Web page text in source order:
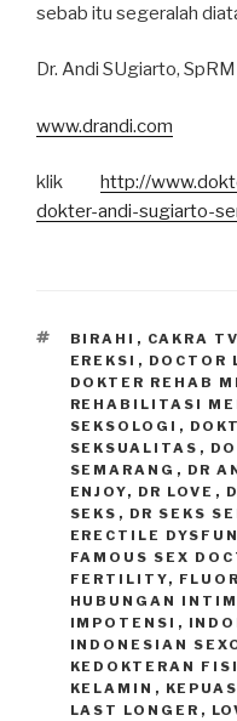
sebab itu segeralah
Dr. Andi SUgiarto,
www.drandi.com
klik
http://
dokter-andi-sugiarto-
TAGS
BIRAHI , CAKRA TV
EREKSI , DOCTOR
DOKTER REHAB
REHABILITASI
SEKSOLOGI ,
SEKSUALITAS ,
SEMARANG , DR
ENJOY, DR LOVE ,
SEKS , DR SEKS
ERECTILE
FAMOUS SEX
FERTILITY,
HUBUNGAN INTIM
IMPOTENSI ,
INDONESIAN
KEDOKTERAN
KELAMIN ,
LAST LONGER ,